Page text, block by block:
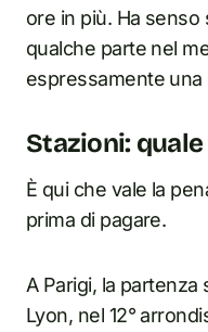
ore in più. Ha senso
qualche parte nel
espressamente una
Stazioni:
È qui che vale la
prima di pagare.
A Parigi, la partenza
Lyon, nel 12°